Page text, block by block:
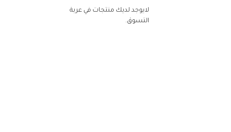
لايوجد لديك منتجات في عربة
التسوق.